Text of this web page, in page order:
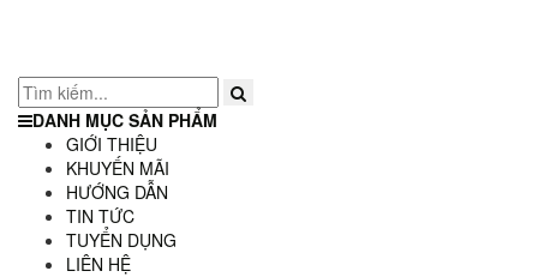
DANH MỤC SẢN PHẨM
GIỚI THIỆU
KHUYẾN MÃI
HƯỚNG DẪN
TIN TỨC
TUYỂN DỤNG
LIÊN HỆ